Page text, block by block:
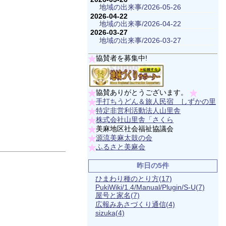
地域の出来事/2026-05-26
2026-04-22
地域の出来事/2026-04-22
2026-03-27
地域の出来事/2026-03-27
協賛者を募集中!
協賛ありがとうございます。
手打ちうどん＆旅人民宿 しずかの里
特定非営利活動法人山里舎
株式会社山里舎「さくら
美麻地区社会福祉協議会
源流美麻太鼓の会
ふるさと美麻会
昨日の5件
ひまわり種のとり方(17)
PukiWiki/1.4/Manual/Plugin/S-U(7)
屋号と家名 (7)
広報みあさづくり通信(4)
sizuka(4)